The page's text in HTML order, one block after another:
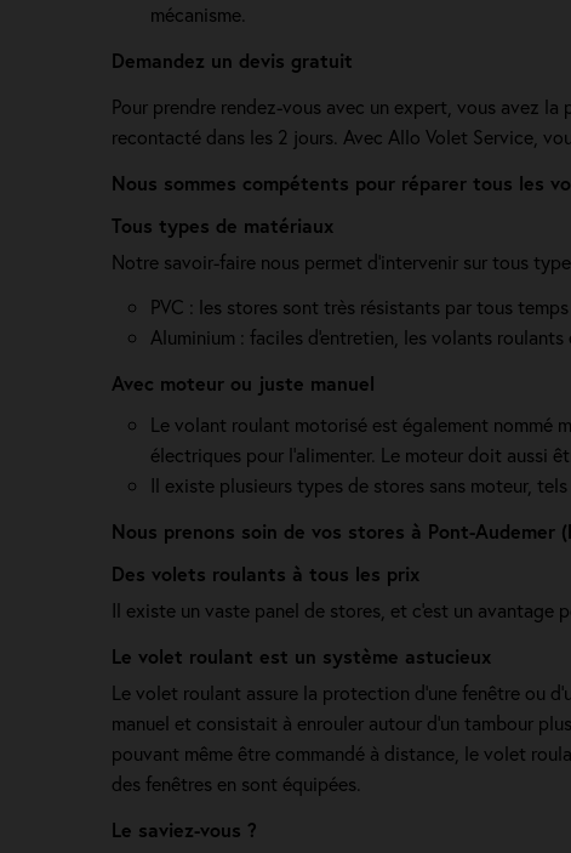
mécanisme.
Demandez un devis gratuit
Pour prendre rendez-vous avec un expert, vous avez
recontacté dans les 2 jours. Avec Allo Volet Service,
Nous sommes compétents pour réparer tous les
Tous types de matériaux
Notre savoir-faire nous permet d'intervenir sur tous
PVC : les stores sont très résistants par tous
Aluminium : faciles d'entretien, les volants
Avec moteur ou juste manuel
Le volant roulant motorisé est également nommé
électriques pour l'alimenter. Le moteur doit aussi
Il existe plusieurs types de stores sans moteur,
Nous prenons soin de vos stores à Pont-Audemer
Des volets roulants à tous les prix
Il existe un vaste panel de stores, et c'est un
Le volet roulant est un système astucieux
Le volet roulant assure la protection d'une fenêtre ou
manuel et consistait à enrouler autour d'un tambour
pouvant même être commandé à distance, le volet
des fenêtres en sont équipées.
Le saviez-vous ?